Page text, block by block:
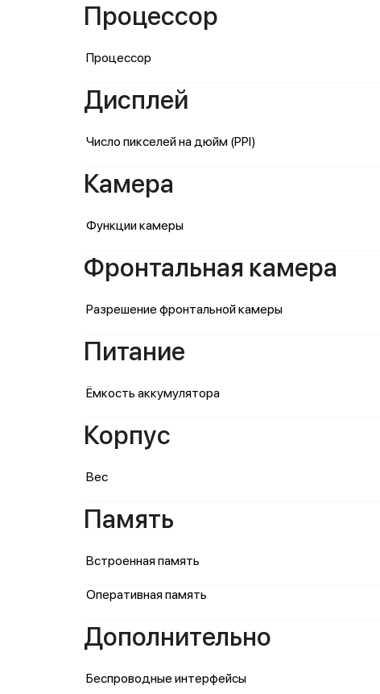
Процессор
Процессор
Дисплей
Число пикселей на дюйм (PPI)
Камера
Функции камеры
Фронтальная камера
Разрешение фронтальной камеры
Питание
Ёмкость аккумулятора
Корпус
Вес
Память
Встроенная память
Оперативная память
Дополнительно
Беспроводные интерфейсы